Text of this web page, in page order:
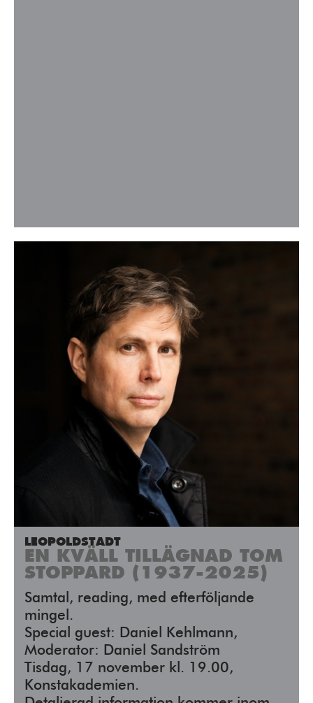
LEOPOLDSTADT
EN KVÄLL TILLÄGNAD TOM
STOPPARD (1937-2025)
Samtal, reading, med efterföljande
mingel.
Special guest: Daniel Kehlmann,
Moderator: Daniel Sandström
Tisdag, 17 november kl. 19.00,
Konstakademien.